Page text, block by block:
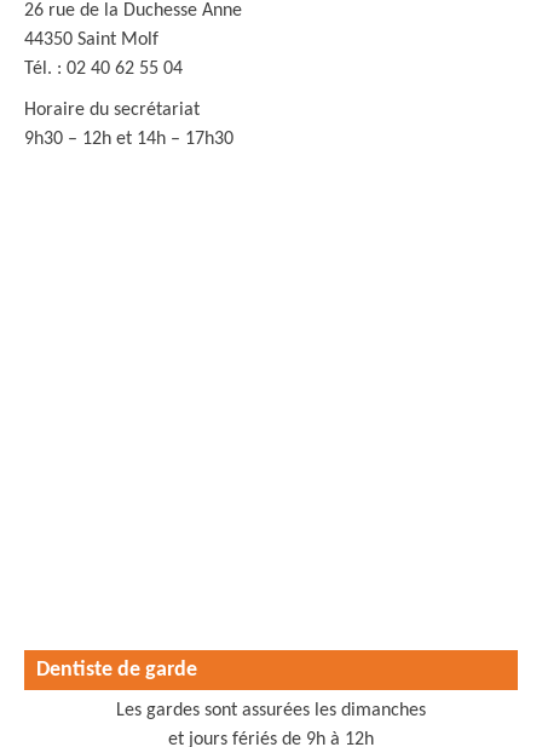
26 rue de la Duchesse Anne
44350 Saint Molf
Tél. : 02 40 62 55 04
Horaire du secrétariat
9h30 – 12h et 14h – 17h30
Dentiste de garde
Les gardes sont assurées les dimanches
et jours fériés de 9h à 12h